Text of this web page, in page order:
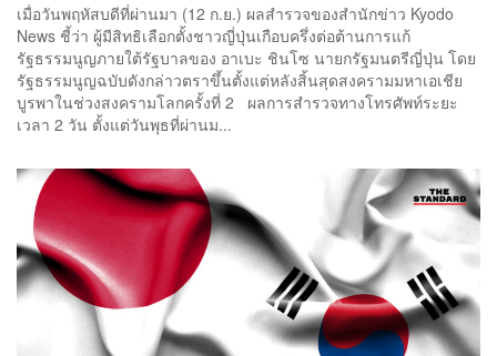
เมื่อวันพฤหัสบดีที่ผ่านมา (12 ก.ย.) ผลสำรวจของสำนักข่าว Kyodo
News ชี้ว่า ผู้มีสิทธิเลือกตั้งชาวญี่ปุ่นเกือบครึ่งต่อต้านการแก้
รัฐธรรมนูญภายใต้รัฐบาลของ อาเบะ ชินโซ นายกรัฐมนตรีญี่ปุ่น โดย
รัฐธรรมนูญฉบับดังกล่าวตราขึ้นตั้งแต่หลังสิ้นสุดสงครามมหาเอเชีย
บูรพาในช่วงสงครามโลกครั้งที่ 2 ผลการสำรวจทางโทรศัพท์ระยะ
เวลา 2 วัน ตั้งแต่วันพุธที่ผ่านม...